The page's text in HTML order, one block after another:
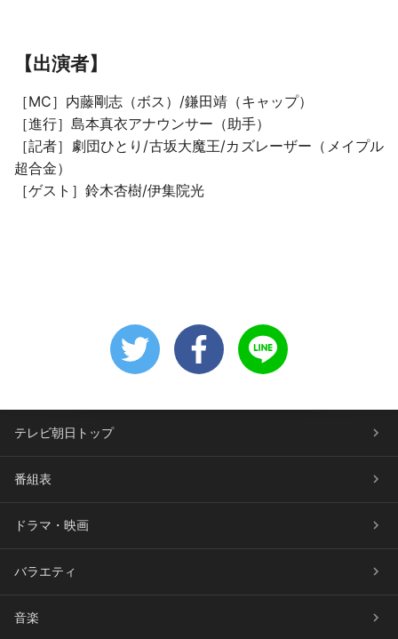
【出演者】
［MC］内藤剛志（ボス）/鎌田靖（キャップ）
［進行］島本真衣アナウンサー（助手）
［記者］劇団ひとり/古坂大魔王/カズレーザー（メイプル
超合金）
［ゲスト］鈴木杏樹/伊集院光
テレビ朝日トップ
番組表
ドラマ・映画
バラエティ
音楽